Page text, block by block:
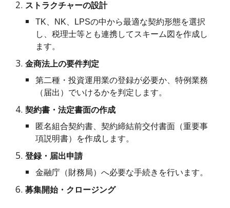
ストラクチャーの設計
TK、NK、LPSの中から最適な契約形態を選択
し、税理士等とも連携してスキーム図を作成し
ます。
金商法上の要件判定
第二種・投資運用業の登録が必要か、特例業務
（届出）でいけるかを判定します。
契約書・法定書面の作成
匿名組合契約書、契約締結前交付書面（重要事
項説明書）を作成します。
登録・届出申請
金融庁（財務局）へ必要な手続きを行います。
募集開始・クロージング